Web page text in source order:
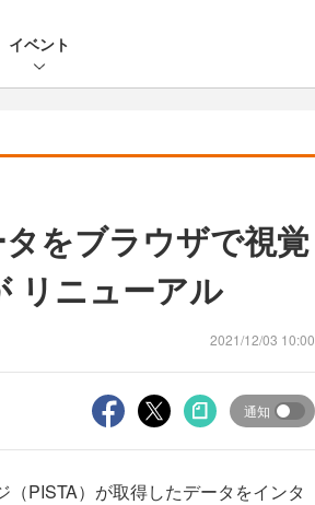
イベント
をブラウザで視覚
リニューアル
2021/12/03 10:00
通知
PISTA）が取得したデータをインタ